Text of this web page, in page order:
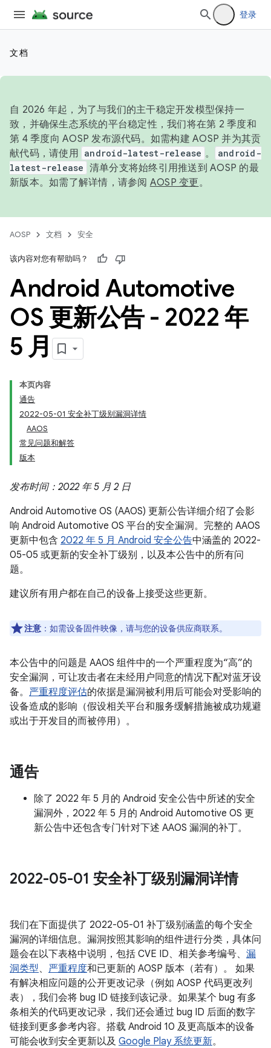
登录
文档
自 2026 年起，为了与我们的主干稳定开发模型保持一
致，并确保生态系统的平台稳定性，我们将在第 2 季度和
第 4 季度向 AOSP 发布源代码。如需构建 AOSP 并为其贡
献代码，请使用 android-latest-release 。
android-
latest-release 清单分支将始终引用推送到 AOSP 的最
新版本。如需了解详情，请参阅 AOSP 变更。
AOSP 文档 安全
该内容对您有帮助吗？
Android Automotive
OS 更新公告 - 2022 年
5 月
本页内容
通告
2022-05-01 安全补丁级别漏洞详情
AAOS
常见问题和解答
版本
发布时间：2022 年 5 月 2 日
Android Automotive OS (AAOS) 更新公告详细介绍了会影
响 Android Automotive OS 平台的安全漏洞。完整的 AAOS
更新中包含 2022 年 5 月 Android 安全公告中涵盖的 2022-
05-05 或更新的安全补丁级别，以及本公告中的所有问
题。
建议所有用户都在自己的设备上接受这些更新。
注意 ：如需设备固件映像，请与您的设备供应商联系。
本公告中的问题是 AAOS 组件中的一个严重程度为“高”的
安全漏洞，可让攻击者在未经用户同意的情况下配对蓝牙设
备。 严重程度评估的依据是漏洞被利用后可能会对受影响的
设备造成的影响（假设相关平台和服务缓解措施被成功规避
或出于开发目的而被停用）。
通告
除了 2022 年 5 月的 Android 安全公告中所述的安全
漏洞外，2022 年 5 月的 Android Automotive OS 更
新公告中还包含专门针对下述 AAOS 漏洞的补丁。
2022-05-01 安全补丁级别漏洞详情
我们在下面提供了 2022-05-01 补丁级别涵盖的每个安全
漏洞的详细信息。漏洞按照其影响的组件进行分类，具体问
题会在以下表格中说明，包括 CVE ID、相关参考编号、 漏
洞类型、 严重程度和已更新的 AOSP 版本（若有）。 如果
有解决相应问题的公开更改记录（例如 AOSP 代码更改列
表），我们会将 bug ID 链接到该记录。如果某个 bug 有多
条相关的代码更改记录，我们还会通过 bug ID 后面的数字
链接到更多参考内容。搭载 Android 10 及更高版本的设备
可能会收到安全更新以及 Google Play 系统更新。